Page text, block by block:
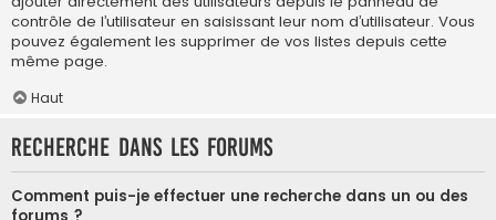
contrôle de l’utilisateur en saisissant leur nom d’utilisateur. Vous
pouvez également les supprimer de vos listes depuis cette
même page.
Haut
Recherche dans les forums
Comment puis-je effectuer une recherche dans un ou des